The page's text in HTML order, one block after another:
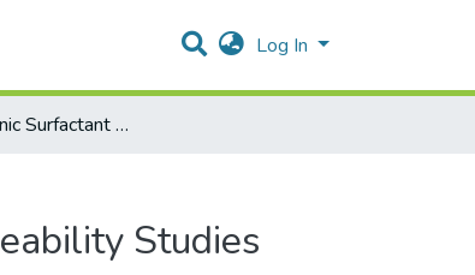
Log In
'Mixed Nonionic Surfactant Systems: Formulation, Characterization,Cefuroxime Axetil Solubilization and Permeability Studies
Studies